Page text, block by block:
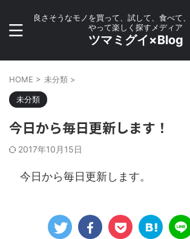
良さそうなモノを買って、試して、食べて
やって楽しく探すメディア
ツマミグイ×Blog
HOME > 未分類 >
未分類
今日から毎日更新します！
2017年10月15日
今日から毎日更新します。